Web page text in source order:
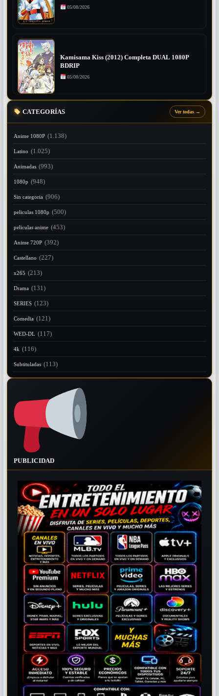
05/08/2026
Kamisama Kiss (2012) Completa DUAL 1080P
BDRIP
05/08/2026
CATEGORÍAS Ver todas →
Anime 1080P (1.138)
Latino (1.025)
Animadas (993)
1080p (948)
Sin categoria (906)
peliculas 1080p (500)
peliculas anime (453)
Anime 720P (392)
Castellano (227)
x265 (213)
Drama (131)
SERIES (123)
Comedia (121)
WED-DL (117)
4k (116)
Subtituladas (113)
PUBLICIDAD